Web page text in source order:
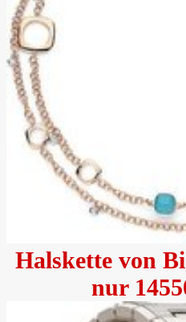
Halskette von
nur